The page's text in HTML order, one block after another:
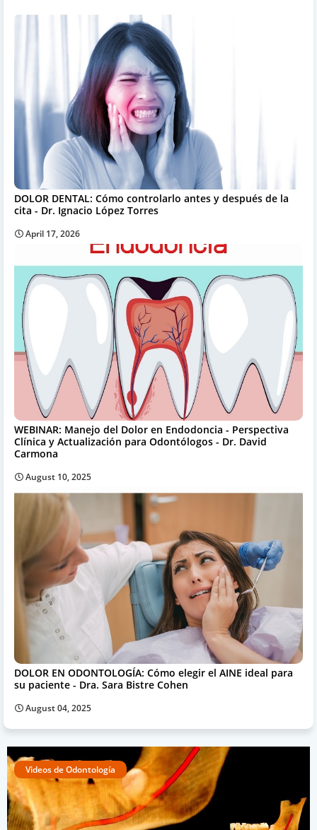
DOLOR DENTAL: Cómo controlarlo antes y después de la
cita - Dr. Ignacio López Torres
April 17, 2026
WEBINAR: Manejo del Dolor en Endodoncia - Perspectiva
Clínica y Actualización para Odontólogos - Dr. David
Carmona
August 10, 2025
DOLOR EN ODONTOLOGÍA: Cómo elegir el AINE ideal para
su paciente - Dra. Sara Bistre Cohen
August 04, 2025
Videos de Odontología